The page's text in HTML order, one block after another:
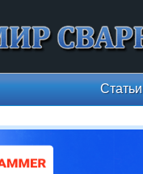
Статьи